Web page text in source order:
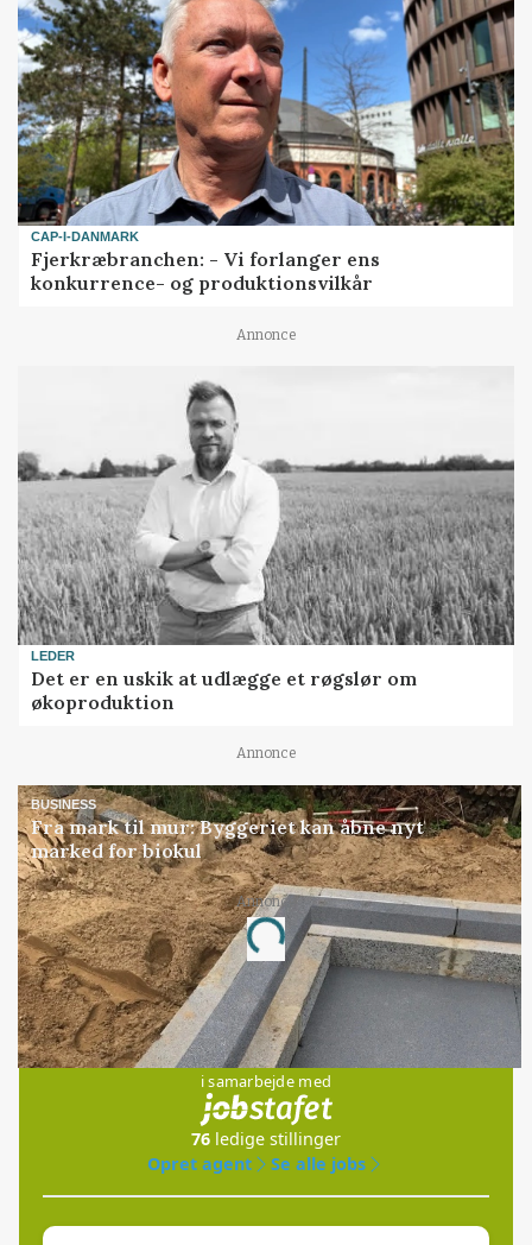
CAP-I-DANMARK
Fjerkræbranchen: - Vi forlanger ens
konkurrence- og produktionsvilkår
Annonce
LEDER
Det er en uskik at udlægge et røgslør om
økoproduktion
Annonce
BUSINESS
Fra mark til mur: Byggeriet kan åbne nyt
marked for biokul
Annonce
Loading...
Jobs
i samarbejde med
76 ledige stillinger
Opret agent
Se alle jobs